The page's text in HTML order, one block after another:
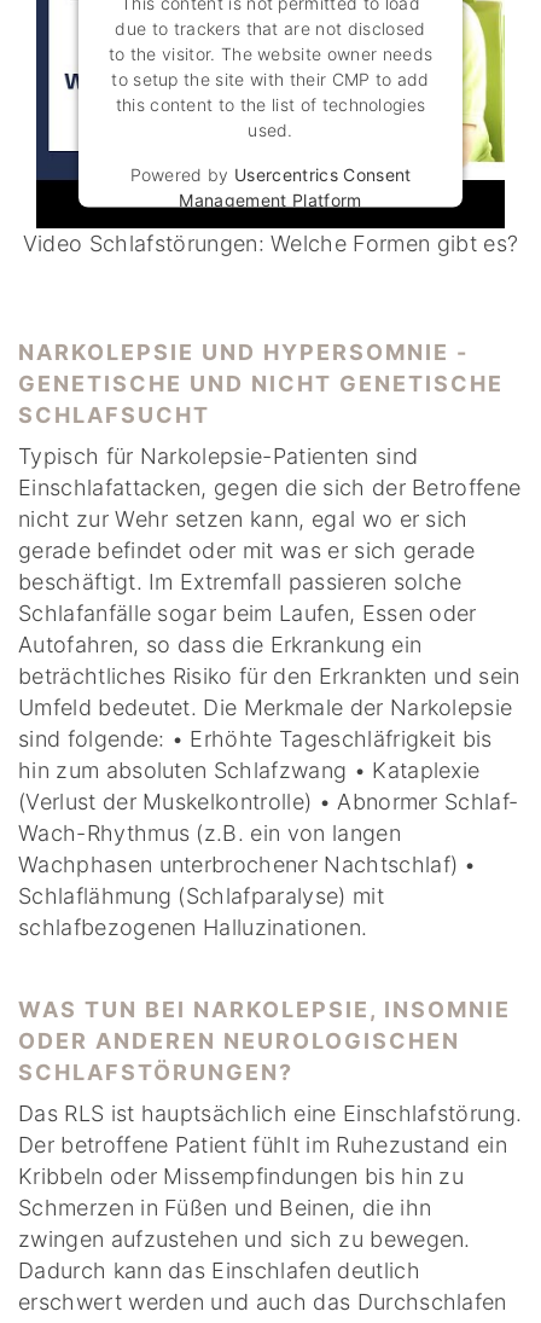
due to trackers that are not disclosed
to the visitor. The website owner needs
to setup the site with their CMP to add
this content to the list of technologies
used.
Powered by Usercentrics Consent
Management Platform
Video Schlafstörungen: Welche Formen gibt es?
NARKOLEPSIE UND HYPERSOMNIE -
GENETISCHE UND NICHT GENETISCHE
SCHLAFSUCHT
Typisch für Narkolepsie-Patienten sind
Einschlafattacken, gegen die sich der Betroffene
nicht zur Wehr setzen kann, egal wo er sich
gerade befindet oder mit was er sich gerade
beschäftigt. Im Extremfall passieren solche
Schlafanfälle sogar beim Laufen, Essen oder
Autofahren, so dass die Erkrankung ein
beträchtliches Risiko für den Erkrankten und sein
Umfeld bedeutet. Die Merkmale der Narkolepsie
sind folgende: • Erhöhte Tageschläfrigkeit bis
hin zum absoluten Schlafzwang • Kataplexie
(Verlust der Muskelkontrolle) • Abnormer Schlaf-
Wach-Rhythmus (z.B. ein von langen
Wachphasen unterbrochener Nachtschlaf) •
Schlaflähmung (Schlafparalyse) mit
schlafbezogenen Halluzinationen.
WAS TUN BEI NARKOLEPSIE, INSOMNIE
ODER ANDEREN NEUROLOGISCHEN
SCHLAFSTÖRUNGEN?
Das RLS ist hauptsächlich eine Einschlafstörung.
Der betroffene Patient fühlt im Ruhezustand ein
Kribbeln oder Missempfindungen bis hin zu
Schmerzen in Füßen und Beinen, die ihn
zwingen aufzustehen und sich zu bewegen.
Dadurch kann das Einschlafen deutlich
erschwert werden und auch das Durchschlafen